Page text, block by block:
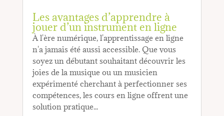
Les avantages d’apprendre à
jouer d’un instrument en ligne
À l'ère numérique, l'apprentissage en ligne
n'a jamais été aussi accessible. Que vous
soyez un débutant souhaitant découvrir les
joies de la musique ou un musicien
expérimenté cherchant à perfectionner ses
compétences, les cours en ligne offrent une
solution pratique...